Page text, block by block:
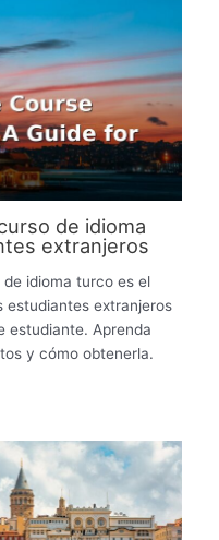
de idioma
extranjeros
idioma turco es el
estudiantes extranjeros
estudiante. Aprenda
y cómo obtenerla.